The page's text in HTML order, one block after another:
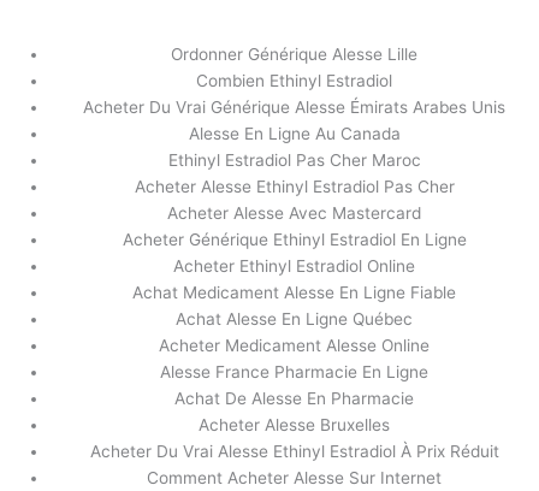
Soutien à la clientèle 24/7.
Medicament Alesse Pour Bander En
Pharmacie. Payer Par Carte Visa
/ stage
Ordonner Générique Alesse Lille
Combien Ethinyl Estradiol
Acheter Du Vrai Générique Alesse Émirats Arabes Unis
Alesse En Ligne Au Canada
Ethinyl Estradiol Pas Cher Maroc
Acheter Alesse Ethinyl Estradiol Pas Cher
Acheter Alesse Avec Mastercard
Acheter Générique Ethinyl Estradiol En Ligne
Acheter Ethinyl Estradiol Online
Achat Medicament Alesse En Ligne Fiable
Achat Alesse En Ligne Québec
Acheter Medicament Alesse Online
Alesse France Pharmacie En Ligne
Achat De Alesse En Pharmacie
Acheter Alesse Bruxelles
Acheter Du Vrai Alesse Ethinyl Estradiol À Prix Réduit
Comment Acheter Alesse Sur Internet